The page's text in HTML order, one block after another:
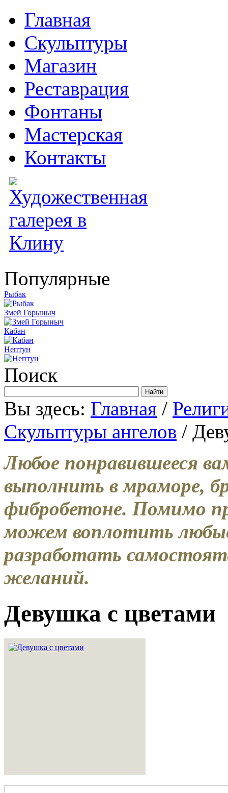
Главная
Скульптуры
Магазин
Реставрация
Фонтаны
Мастерская
Контакты
Популярные
Рыбак
Змей Горыныч
Кабан
Нептун
Поиск
Вы здесь: Главная /
Скульптуры ангелов /
Любое понравившееся
выполнить в мраморе,
фибробетоне. Помимо
можем воплотить
разработать
желаний.
Девушка с цветами